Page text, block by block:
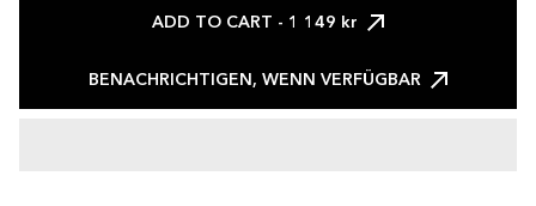
ADD TO CART - 1 149 kr
BENACHRICHTIGEN, WENN VERFÜGBAR